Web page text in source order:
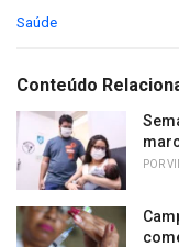
C
e
o
i
Saúde
Conteúdo
POR